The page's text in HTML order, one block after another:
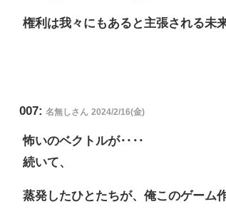
権利は我々にもあると主張される未
007: 名無しさん 2024/2/16(金)
怖いのベクトルが‥‥
続いて、
蒸発したひとたちが、俺このゲーム